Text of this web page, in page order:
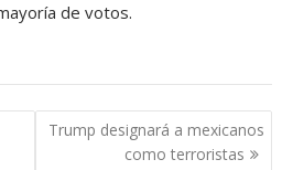
de votos.
Trump designará a mexicanos
como terroristas